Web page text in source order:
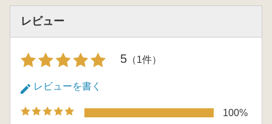
レビュー
5 （1件）
レビューを書く
100%